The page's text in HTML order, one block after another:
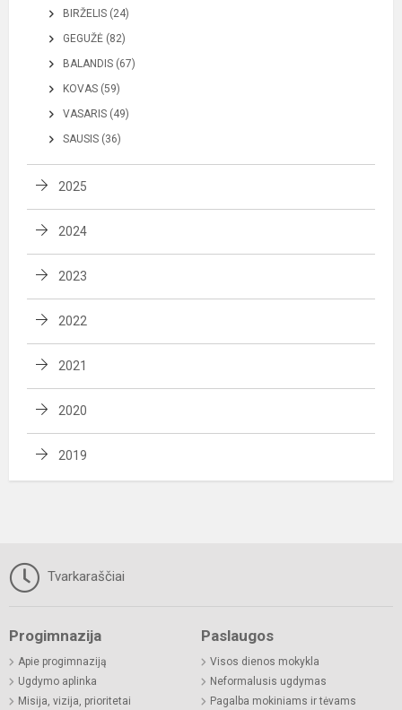
BIRŽELIS (24)
GEGUŽĖ (82)
BALANDIS (67)
KOVAS (59)
VASARIS (49)
SAUSIS (36)
2025
2024
2023
2022
2021
2020
2019
Tvarkaraščiai
Progimnazija
Apie progimnaziją
Ugdymo aplinka
Misija, vizija, prioritetai
Paslaugos
Visos dienos mokykla
Neformalusis ugdymas
Pagalba mokiniams ir tėvams